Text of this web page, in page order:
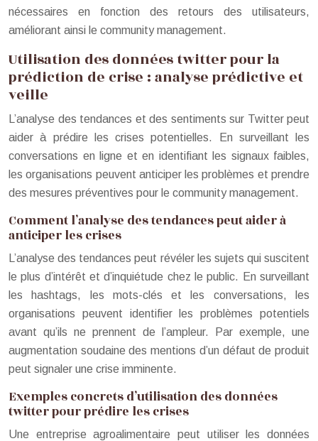
nécessaires en fonction des retours des utilisateurs,
améliorant ainsi le community management.
Utilisation des données twitter pour la
prédiction de crise : analyse prédictive et
veille
L’analyse des tendances et des sentiments sur Twitter peut
aider à prédire les crises potentielles. En surveillant les
conversations en ligne et en identifiant les signaux faibles,
les organisations peuvent anticiper les problèmes et prendre
des mesures préventives pour le community management.
Comment l’analyse des tendances peut aider à
anticiper les crises
L’analyse des tendances peut révéler les sujets qui suscitent
le plus d’intérêt et d’inquiétude chez le public. En surveillant
les hashtags, les mots-clés et les conversations, les
organisations peuvent identifier les problèmes potentiels
avant qu’ils ne prennent de l’ampleur. Par exemple, une
augmentation soudaine des mentions d’un défaut de produit
peut signaler une crise imminente.
Exemples concrets d’utilisation des données
twitter pour prédire les crises
Une entreprise agroalimentaire peut utiliser les données